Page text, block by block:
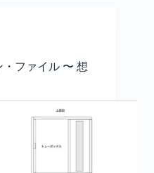
ファイル 〜 想